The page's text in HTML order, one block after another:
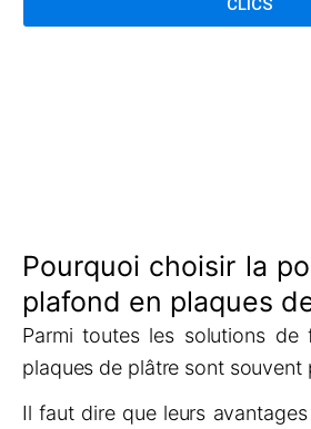
CLICS
Pourquoi choisir la
plafond en plaques
Parmi toutes les solutions de
plaques de plâtre sont souvent
Il faut dire que leurs